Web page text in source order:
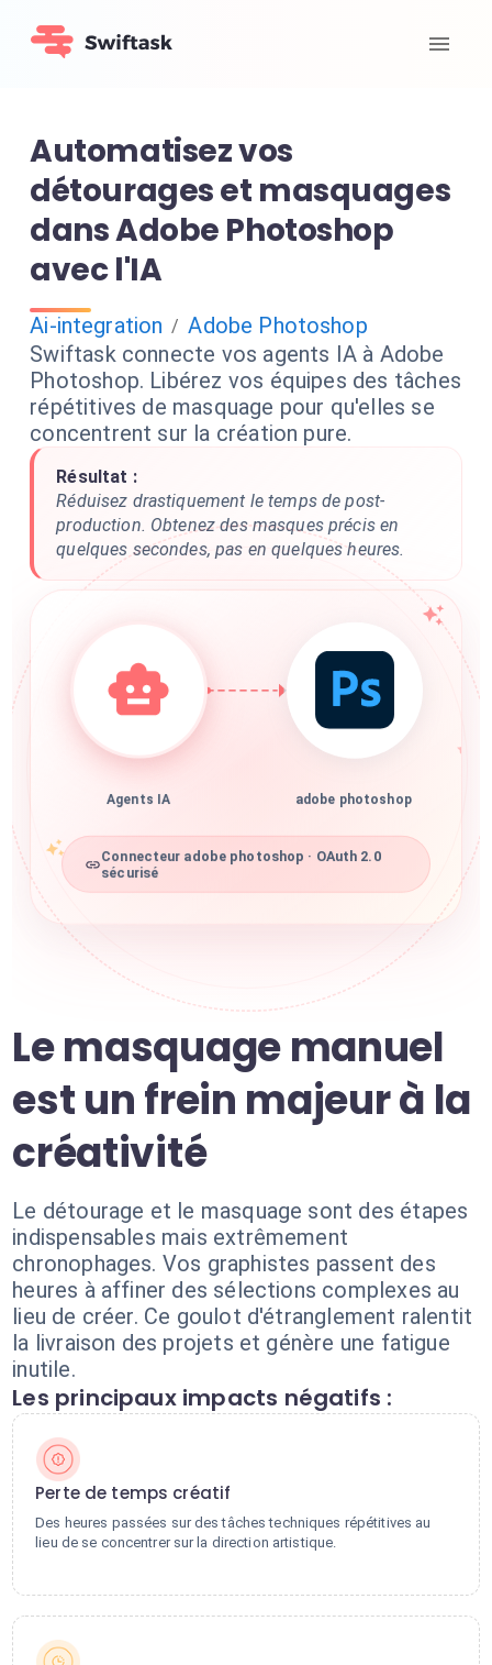
Automatisez vos
détourages et masquages
dans Adobe Photoshop
avec l'IA
Ai-integration / Adobe Photoshop
Swiftask connecte vos agents IA à Adobe
Photoshop. Libérez vos équipes des tâches
répétitives de masquage pour qu'elles se
concentrent sur la création pure.
Résultat :
Réduisez drastiquement le temps de post-
production. Obtenez des masques précis en
quelques secondes, pas en quelques heures.
Agents IA adobe photoshop
Connecteur adobe photoshop · OAuth 2.0
sécurisé
Le masquage manuel
est un frein majeur à la
créativité
Le détourage et le masquage sont des étapes
indispensables mais extrêmement
chronophages. Vos graphistes passent des
heures à affiner des sélections complexes au
lieu de créer. Ce goulot d'étranglement ralentit
la livraison des projets et génère une fatigue
inutile.
Les principaux impacts négatifs :
Perte de temps créatif
Des heures passées sur des tâches techniques répétitives au
lieu de se concentrer sur la direction artistique.